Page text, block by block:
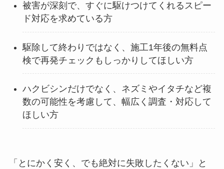
被害が深刻で、すぐに駆けつけてくれるスピー
ド対応を求めている方
駆除して終わりではなく、施工1年後の無料点
検で再発チェックもしっかりしてほしい方
ハクビシンだけでなく、ネズミやイタチなど複
数の可能性を考慮して、幅広く調査・対応して
ほしい方
「とにかく安く、でも絶対に失敗したくない」と